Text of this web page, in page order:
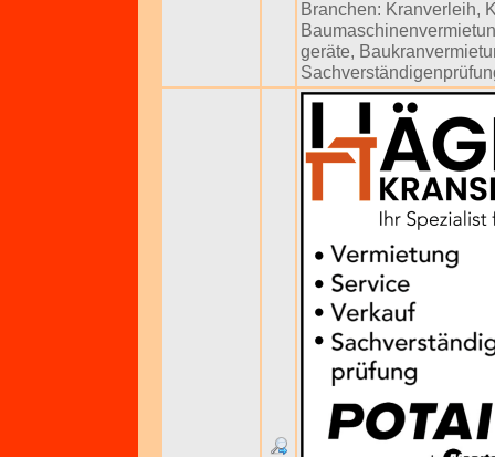
Branchen: Kranverleih,
geräte,